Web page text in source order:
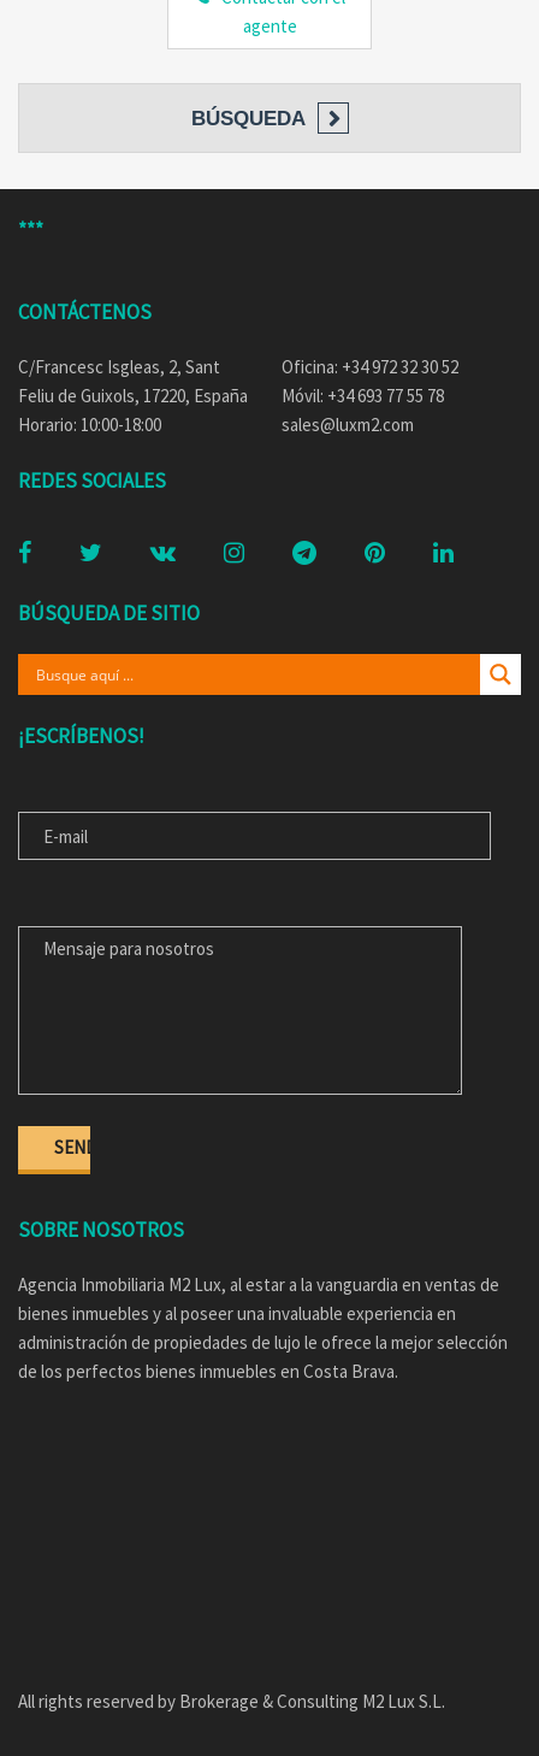
agente
BÚSQUEDA
***
CONTÁCTENOS
C/Francesc Isgleas, 2, Sant
Feliu de Guixols, 17220, España
Horario: 10:00-18:00
Oficina: +34 972 32 30 52
Móvil: +34 693 77 55 78
sales@luxm2.com
REDES SOCIALES
BÚSQUEDA DE SITIO
¡ESCRÍBENOS!
SOBRE NOSOTROS
Agencia Inmobiliaria M2 Lux, al estar a la vanguardia en ventas de
bienes inmuebles y al poseer una invaluable experiencia en
administración de propiedades de lujo le ofrece la mejor selección
de los perfectos bienes inmuebles en Costa Brava.
All rights reserved by Brokerage & Consulting M2 Lux S.L.